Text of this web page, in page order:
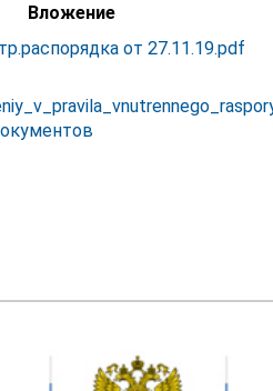
Вложение
от 27.11.19.pdf